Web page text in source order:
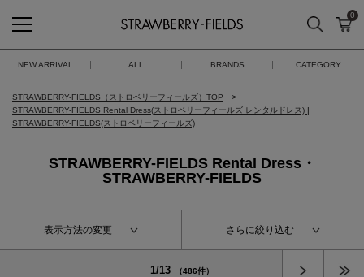
STRAWBERRY-FIELDS
検索 カ
0
NEW ARRIVAL ALL BRANDS CATEGORY
STRAWBERRY-FIELDS（ストロベリーフィールズ）TOP
STRAWBERRY-FIELDS Rental Dress(ストロベリーフィールズ レンタルドレス) |
STRAWBERRY-FIELDS(ストロベリーフィールズ)
STRAWBERRY-FIELDS Rental Dress・
STRAWBERRY-FIELDS
表示方法の変更 さらに絞り込む
1/13 （486件）